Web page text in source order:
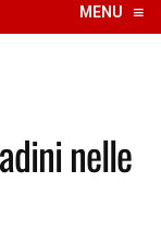
MENU ≡
☰
nelle